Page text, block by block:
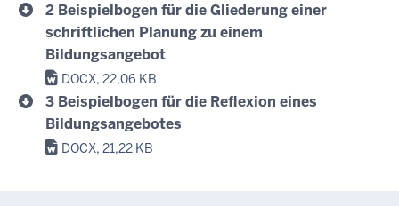
2 Beispielbogen für die Gliederung einer
schriftlichen Planung zu einem
Bildungsangebot
DOCX, 22,06 KB
3 Beispielbogen für die Reflexion eines
Bildungsangebotes
DOCX, 21,22 KB